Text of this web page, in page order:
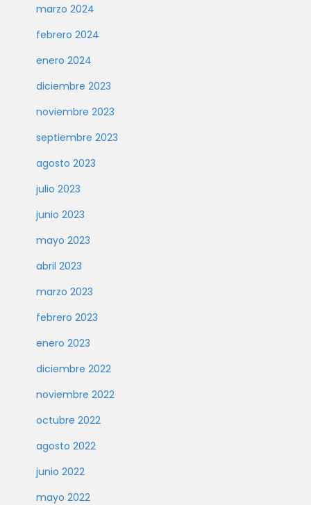
marzo 2024
febrero 2024
enero 2024
diciembre 2023
noviembre 2023
septiembre 2023
agosto 2023
julio 2023
junio 2023
mayo 2023
abril 2023
marzo 2023
febrero 2023
enero 2023
diciembre 2022
noviembre 2022
octubre 2022
agosto 2022
junio 2022
mayo 2022